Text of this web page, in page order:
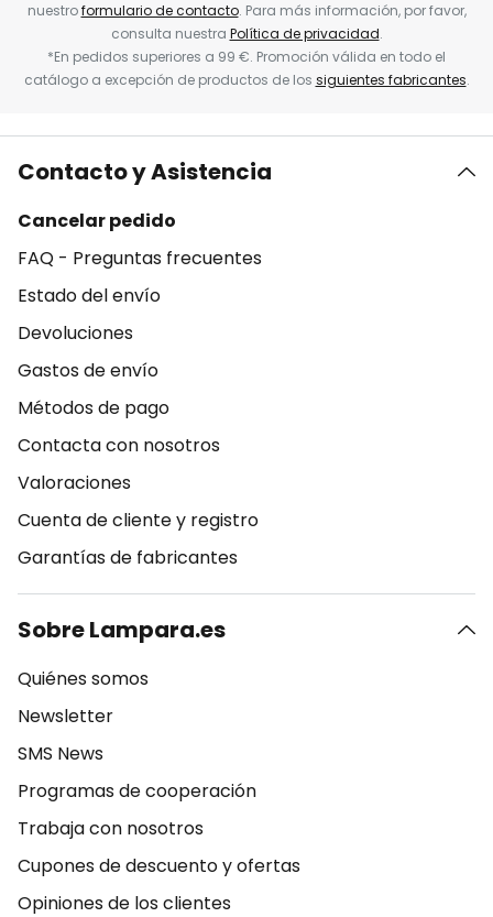
nuestroformulario de contacto. Para más información, por favor,
consulta nuestra Política de privacidad.
*En pedidos superiores a 99 €. Promoción válida en todo el
catálogo a excepción de productos de los siguientes fabricantes.
Contacto y Asistencia
Cancelar pedido
FAQ - Preguntas frecuentes
Estado del envío
Devoluciones
Gastos de envío
Métodos de pago
Contacta con nosotros
Valoraciones
Cuenta de cliente y registro
Garantías de fabricantes
Sobre Lampara.es
Quiénes somos
Newsletter
SMS News
Programas de cooperación
Trabaja con nosotros
Cupones de descuento y ofertas
Opiniones de los clientes